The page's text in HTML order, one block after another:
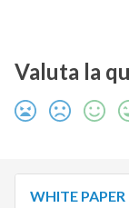
Valuta la
WHITE PAPER